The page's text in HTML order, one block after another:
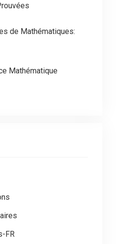
de Mathématiques:
Mathématique
FR